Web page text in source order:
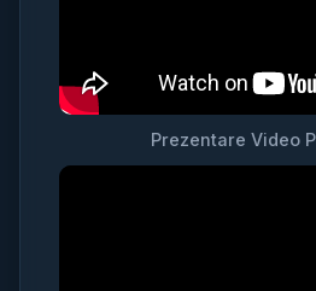
Prezentare Video